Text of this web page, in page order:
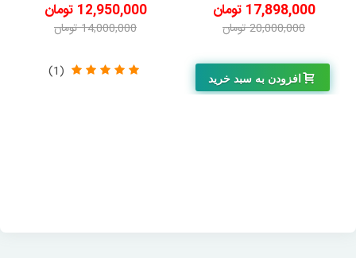
17,898,000 تومان
20,000,000 تومان
افزودن به سبد خرید
12,950,000 تومان
14,000,000 تومان
(1)